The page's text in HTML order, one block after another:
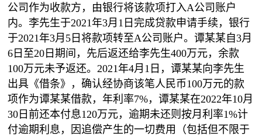
公司作为收款方，由银行将该款项打入A公司账户
内。李先生于2021年3月1日完成贷款申请手续，银行
于2021年3月5日将款项转至A公司账户。谭某某自3月
6日至20日期间，先后返还给李先生400万元，余款
100万元未予返还。2021年4月1日，谭某某向李先生
出具《借条》，确认经协商该笔人民币100万元的款
项作为谭某某借款，年利率7%，谭某某在2022年10月
30日前还本付息120万元，逾期未还则按月利率1%计
付逾期利息，因追偿产生的一切费用（包括但不限于